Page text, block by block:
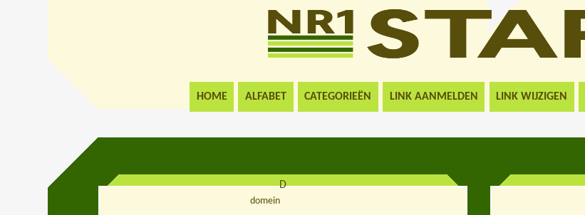
HOME ALFABET CATEGORIEËN LINK AANMELDEN LINK WIJZIGEN
D
domein